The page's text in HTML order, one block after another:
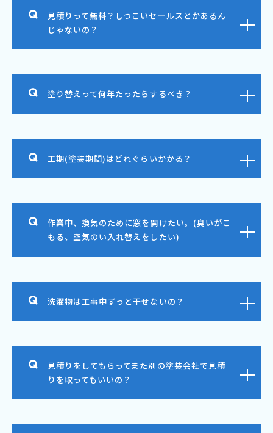
見積りって無料？しつこいセールスとかあるん
じゃないの？
塗り替えって何年たったらするべき？
工期(塗装期間)はどれぐらいかかる？
作業中、換気のために窓を開けたい。(臭いがこ
もる、空気のい入れ替えをしたい)
洗濯物は工事中ずっと干せないの？
見積りをしてもらってまた別の塗装会社で見積
りを取ってもいいの？